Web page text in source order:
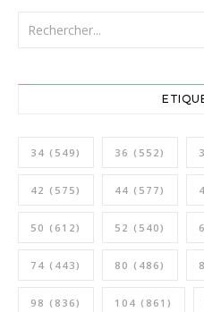
34 (549) 36 (552)
42 (575) 44 (577)
50 (612) 52 (540)
74 (443) 80 (486)
98 (836) 104 (861)